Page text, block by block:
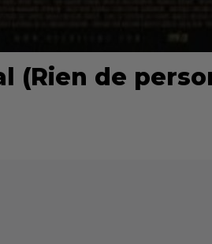
(Rien de